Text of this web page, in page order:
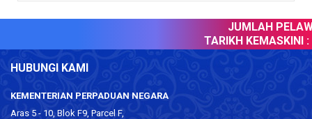
JUMLAH
TARIKH KEMASKINI :
HUBUNGI KAMI
KEMENTERIAN PERPADUAN NEGARA
Aras 5 - 10, Blok F9, Parcel F,